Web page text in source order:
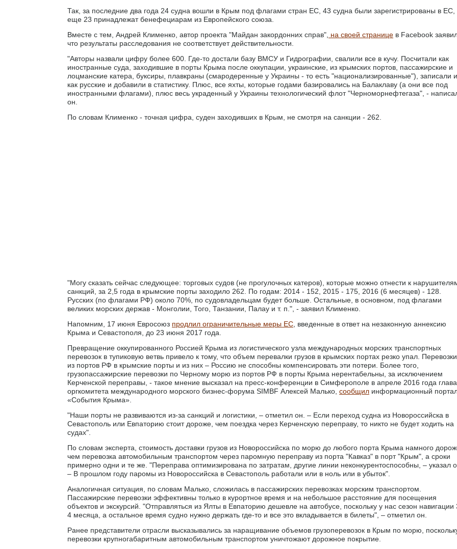
Так, за последние два года 24 судна вошли в Крым под флагами стран ЕС, 43 судна были зарегистрированы в ЕС,
еще 23 принадлежат бенефециарам из Европейского союза.
Вместе с тем, Андрей Клименко, автор проекта "Майдан закордонних справ", на своей странице в Facebook
что результаты расследования не соответствует действительности.
"Авторы назвали цифру более 600. Где-то достали базу ВМСУ и Гидрографии, свалили все в кучу. Посчитали как
иностранные суда, заходившие в порты Крыма после оккупации, украинские, из крымских портов, пассажирские и
лоцманские катера, буксиры, плавкраны (смародеренные у Украины - то есть "национализированные"), записали
как русские и добавили в статистику. Плюс, все яхты, которые годами базировались на Балаклаву (а они все под
иностранными флагами), плюс весь украденный у Украины технологический флот "Черноморнефтегаза", -
он.
По словам Клименко - точная цифра, суден заходивших в Крым, не смотря на санкции - 262.
"Могу сказать сейчас следующее: торговых судов (не прогулочных катеров), которые можно отнести к
санкций, за 2,5 года в крымские порты заходило 262. По годам: 2014 - 152, 2015 - 175, 2016 (6 месяцев) - 128.
Русских (по флагами РФ) около 70%, по судовладельцам будет больше. Остальные, в основном, под флагами
великих морских держав - Монголии, Того, Танзании, Палау и т. п.", - заявил Клименко.
Напомним, 17 июня Евросоюз продлил ограничительные меры ЕС , введенные в ответ на незаконную аннексию
Крыма и Севастополя, до 23 июня 2017 года.
Превращение оккупированного Россией Крыма из логистического узла международных морских транспортных
перевозок в тупиковую ветвь привело к тому, что объем перевалки грузов в крымских портах резко упал. Перевозки
из портов РФ в крымские порты и из них – Россию не способны компенсировать эти потери. Более того,
грузопассажирские перевозки по Черному морю из портов РФ в порты Крыма нерентабельны, за исключением
Керченской переправы, - такое мнение высказал на пресс-конференции в Симферополе в апреле 2016 года глава
оргкомитета международного морского бизнес-форума SIMBF Алексей Малько, сообщил информационный
«События Крыма».
"Наши порты не развиваются из-за санкций и логистики, – отметил он. – Если переход судна из Новороссийска в
Севастополь или Евпаторию стоит дороже, чем поездка через Керченскую переправу, то никто не будет ходить на
судах".
По словам эксперта, стоимость доставки грузов из Новороссийска по морю до любого порта Крыма намного
чем перевозка автомобильным транспортом через паромную переправу из порта "Кавказ" в порт "Крым", а сроки
примерно одни и те же. "Переправа оптимизирована по затратам, другие линии неконкурентоспособны, – указал
– В прошлом году паромы из Новороссийска в Севастополь работали или в ноль или в убыток".
Аналогичная ситуация, по словам Малько, сложилась в пассажирских перевозках морским транспортом.
Пассажирские перевозки эффективны только в курортное время и на небольшое расстояние для посещения
объектов и экскурсий. "Отправляться из Ялты в Евпаторию дешевле на автобусе, поскольку у нас сезон навигации
4 месяца, а остальное время судно нужно держать где-то и все это вкладывается в билеты", – отметил он.
Ранее представители отрасли высказывались за наращивание объемов грузоперевозок в Крым по морю,
перевозки крупногабаритным автомобильным транспортом уничтожают дорожное покрытие.